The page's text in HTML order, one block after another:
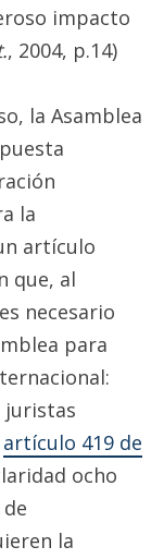
impacto
, 2004, p.14)
la Asamblea
la
artículo
que, al
necesario
para
juristas
artículo 419 de
ocho
la